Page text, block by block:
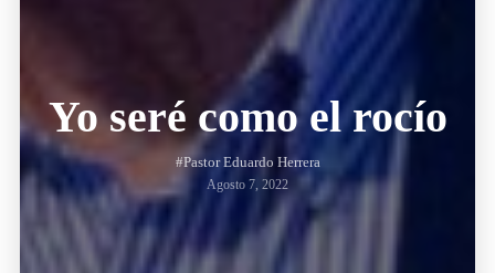
Yo seré como el rocío
#Pastor Eduardo Herrera
Agosto 7, 2022